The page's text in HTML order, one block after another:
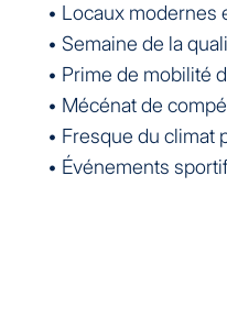
• Locaux modernes
• Semaine de la
• Prime de mobilité
• Mécénat de
• Fresque du climat
• Événements